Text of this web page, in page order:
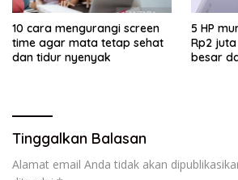
10 cara mengurangi screen
time agar mata tetap sehat
dan tidur nyenyak
5 HP
Rp2
besar
Tinggalkan Balasan
Alamat email Anda tidak akan